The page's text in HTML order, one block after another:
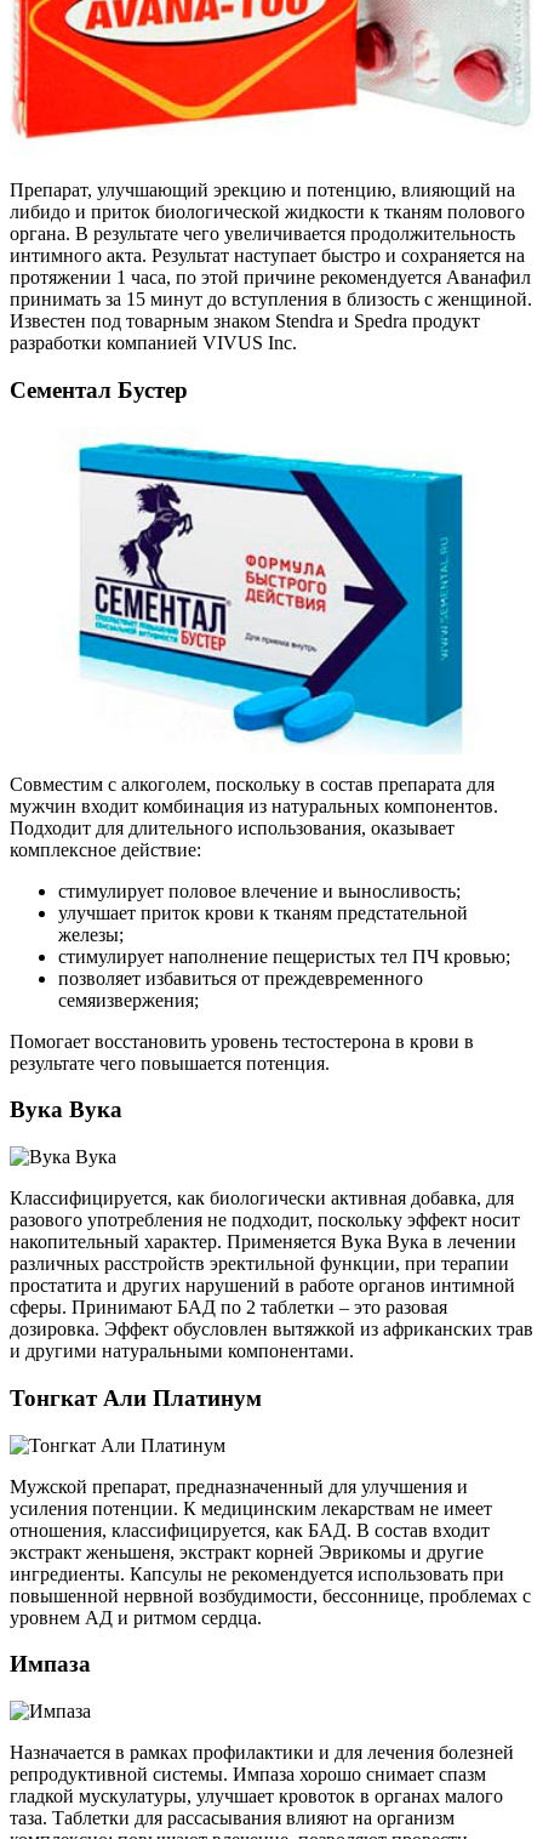
Препарат, улучшающий эрекцию и потенцию, влияющий на
либидо и приток биологической жидкости к тканям полового
органа. В результате чего увеличивается продолжительность
интимного акта. Результат наступает быстро и сохраняется на
протяжении 1 часа, по этой причине рекомендуется Аванафил
принимать за 15 минут до вступления в близость с женщиной.
Известен под товарным знаком Stendra и Spedra продукт
разработки компанией VIVUS Inc.
Сементал Бустер
Совместим с алкоголем, поскольку в состав препарата для
мужчин входит комбинация из натуральных компонентов.
Подходит для длительного использования, оказывает
комплексное действие:
стимулирует половое влечение и выносливость;
улучшает приток крови к тканям предстательной
железы;
стимулирует наполнение пещеристых тел ПЧ кровью;
позволяет избавиться от преждевременного
семяизвержения;
Помогает восстановить уровень тестостерона в крови в
результате чего повышается потенция.
Вука Вука
Классифицируется, как биологически активная добавка, для
разового употребления не подходит, поскольку эффект носит
накопительный характер. Применяется Вука Вука в лечении
различных расстройств эректильной функции, при терапии
простатита и других нарушений в работе органов интимной
сферы. Принимают БАД по 2 таблетки – это разовая
дозировка. Эффект обусловлен вытяжкой из африканских трав
и другими натуральными компонентами.
Тонгкат Али Платинум
Мужской препарат, предназначенный для улучшения и
усиления потенции. К медицинским лекарствам не имеет
отношения, классифицируется, как БАД. В состав входит
экстракт женьшеня, экстракт корней Эврикомы и другие
ингредиенты. Капсулы не рекомендуется использовать при
повышенной нервной возбудимости, бессоннице, проблемах с
уровнем АД и ритмом сердца.
Импаза
Назначается в рамках профилактики и для лечения болезней
репродуктивной системы. Импаза хорошо снимает спазм
гладкой мускулатуры, улучшает кровоток в органах малого
таза. Таблетки для рассасывания влияют на организм